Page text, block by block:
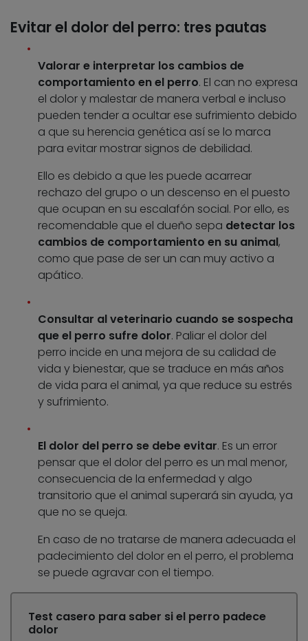
Evitar el dolor del perro: tres pautas
Valorar e interpretar los cambios de
comportamiento en el perro. El can no expresa
el dolor y malestar de manera verbal e incluso
pueden tender a ocultar ese sufrimiento debido
a que su herencia genética así se lo marca
para evitar mostrar signos de debilidad.
Ello es debido a que les puede acarrear
rechazo del grupo o un descenso en el puesto
que ocupan en su escalafón social. Por ello, es
recomendable que el dueño sepa detectar los
cambios de comportamiento en su animal,
como que pase de ser un can muy activo a
apático.
Consultar al veterinario cuando se sospecha
que el perro sufre dolor. Paliar el dolor del
perro incide en una mejora de su calidad de
vida y bienestar, que se traduce en más años
de vida para el animal, ya que reduce su estrés
y sufrimiento.
El dolor del perro se debe evitar. Es un error
pensar que el dolor del perro es un mal menor,
consecuencia de la enfermedad y algo
transitorio que el animal superará sin ayuda, ya
que no se queja.
En caso de no tratarse de manera adecuada el
padecimiento del dolor en el perro, el problema
se puede agravar con el tiempo.
Test casero para saber si el perro padece
dolor